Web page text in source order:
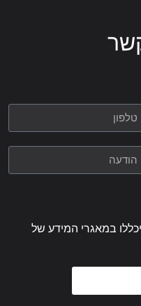
במאגרי המידע של